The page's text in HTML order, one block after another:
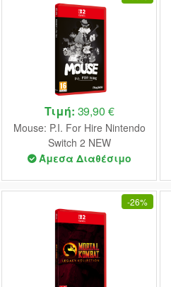
Τιμή: 39,90 €
Mouse: P.I. For Hire Nintendo
Switch 2 NEW
Άμεσα Διαθέσιμο
-26%